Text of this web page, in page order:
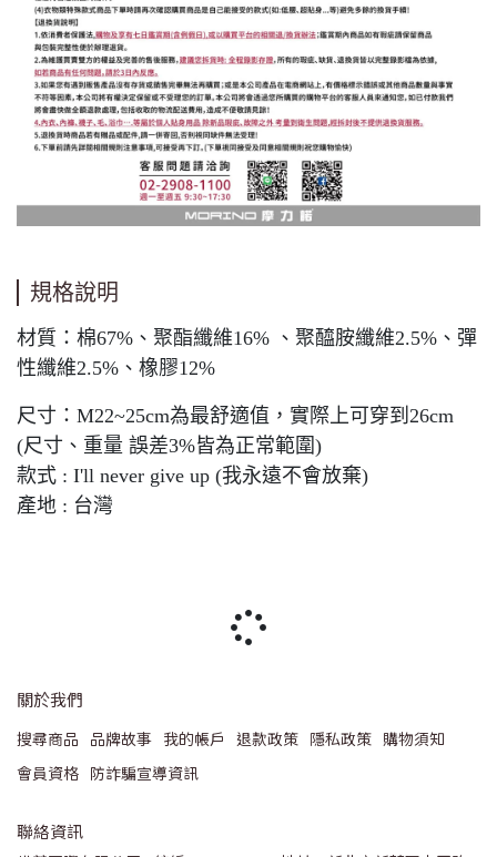
規格說明
材質：棉67%、聚酯纖維16% 、聚醯胺纖維2.5%、彈
性纖維2.5%、橡膠12%
尺寸：M22~25cm為最舒適值，實際上可穿到26cm
(尺寸、重量 誤差3%皆為正常範圍)
款式 : I'll never give up (我永遠不會放棄)
產地 : 台灣
關於我們
搜尋商品 品牌故事 我的帳戶 退款政策 隱私政策
購物須知
會員資格
防詐騙宣導資訊
聯絡資訊